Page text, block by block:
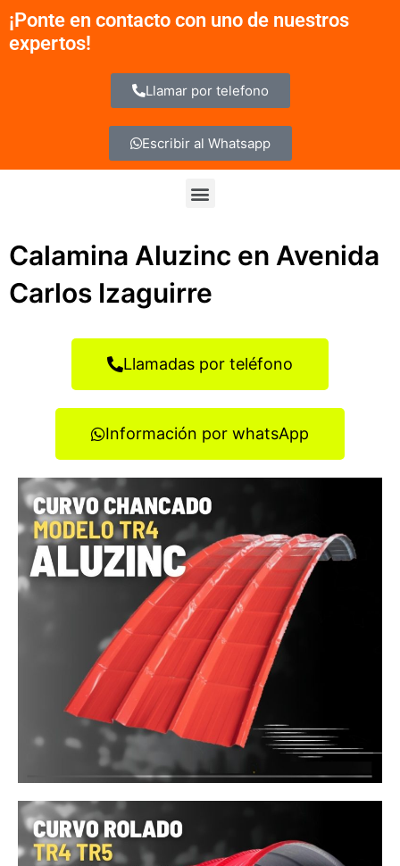
contenido
¡Ponte en contacto con uno de nuestros
expertos!
Llamar por telefono
Escribir al Whatsapp
Menu
Calamina Aluzinc en Avenida
Carlos Izaguirre
Llamadas por teléfono
Información por whatsApp